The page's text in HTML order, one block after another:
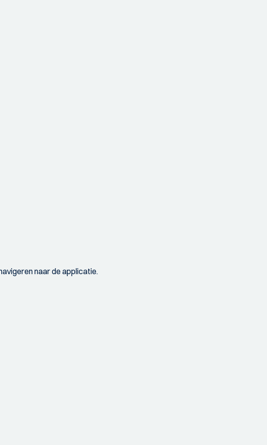
naar de applicatie.